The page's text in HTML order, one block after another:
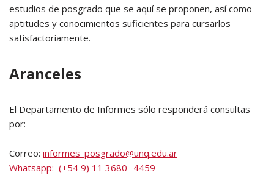
estudios de posgrado que se aquí se proponen, así como
aptitudes y conocimientos suficientes para cursarlos
satisfactoriamente.
Aranceles
El Departamento de Informes sólo responderá consultas
por:
Correo: informes_posgrado@unq.edu.ar
Whatsapp: (+54 9) 11 3680- 4459